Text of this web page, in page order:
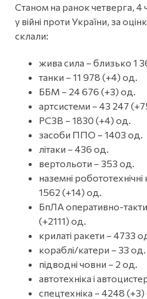
Станом на ранок четверга, 4
у війні проти України, за
склали:
жива сила – близько 1
танки – 11 978 (+4) од.
ББМ – 24 676 (+3) од.
артсистеми – 43 247
РСЗВ – 1830 (+4) од.
засоби ППО – 1403 од.
літаки – 436 од.
вертольоти – 353 од.
наземні
1562 (+14) од.
БпЛА оперативно-
(+2111) од.
крилаті ракети – 4733
кораблі/катери – 33 од.
підводні човни – 2 од.
автотехніка і
спецтехніка – 4248 (+3)